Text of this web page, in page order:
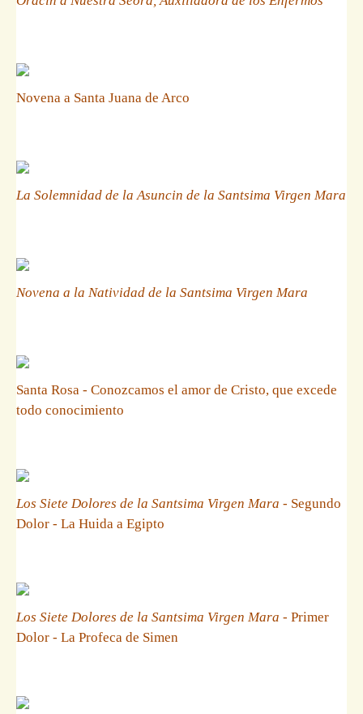
Novena a Santa Juana de Arco
La Solemnidad de la Asuncin de la Santsima Virgen Mara
Novena a la Natividad de la Santsima Virgen Mara
Santa Rosa - Conozcamos el amor de Cristo, que excede
todo conocimiento
Los Siete Dolores de la Santsima Virgen Mara - Segundo
Dolor - La Huida a Egipto
Los Siete Dolores de la Santsima Virgen Mara - Primer
Dolor - La Profeca de Simen